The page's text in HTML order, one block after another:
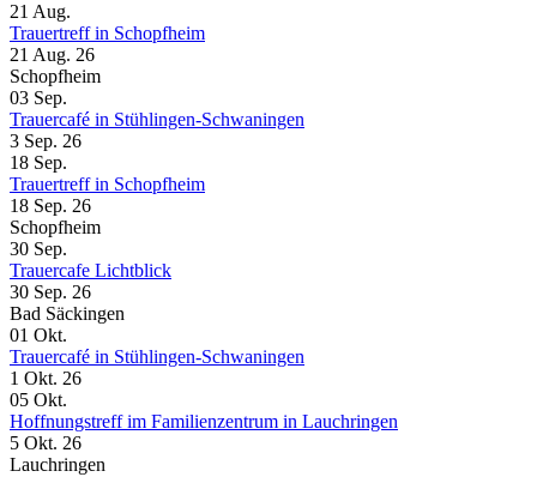
21 Aug.
Trauertreff in Schopfheim
21 Aug. 26
Schopfheim
03 Sep.
Trauercafé in Stühlingen-Schwaningen
3 Sep. 26
18 Sep.
Trauertreff in Schopfheim
18 Sep. 26
Schopfheim
30 Sep.
Trauercafe Lichtblick
30 Sep. 26
Bad Säckingen
01 Okt.
Trauercafé in Stühlingen-Schwaningen
1 Okt. 26
05 Okt.
Hoffnungstreff im Familienzentrum in Lauchringen
5 Okt. 26
Lauchringen